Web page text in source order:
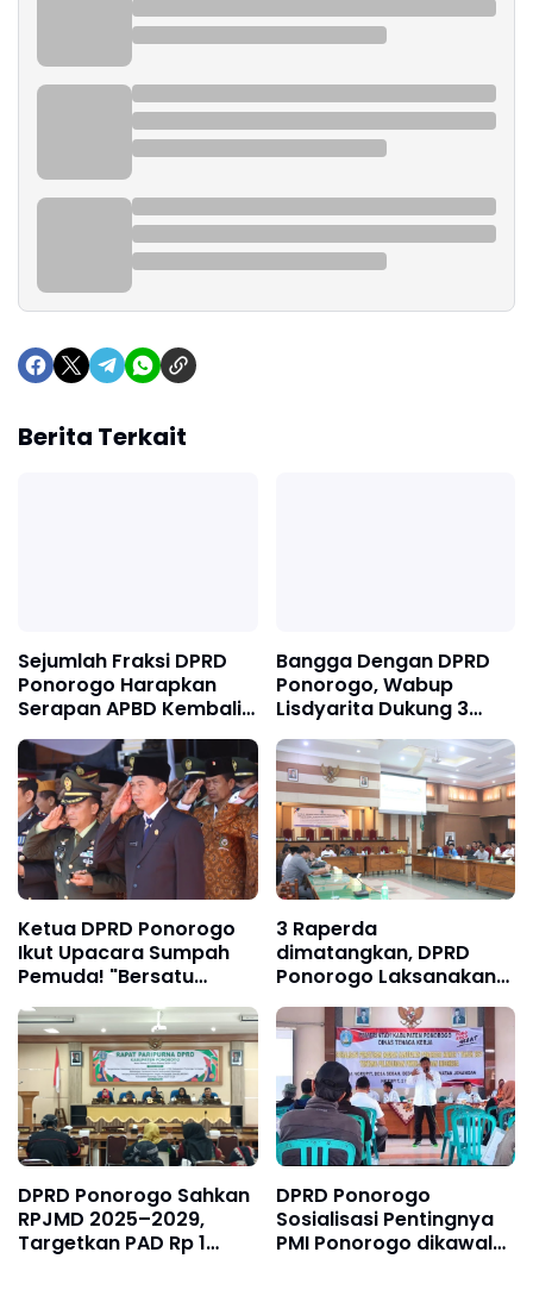
Berita Terkait
Sejumlah Fraksi DPRD
Ponorogo Harapkan
Serapan APBD Kembali
Maksimal di 2023 untuk
Masyarakat
Bangga Dengan DPRD
Ponorogo, Wabup
Lisdyarita Dukung 3
Raperda Inisiatif
Ketua DPRD Ponorogo
Ikut Upacara Sumpah
Pemuda! "Bersatu
Bangun Bangsa!"
3 Raperda
dimatangkan, DPRD
Ponorogo Laksanakan
Public Hearing
DPRD Ponorogo Sahkan
RPJMD 2025–2029,
Targetkan PAD Rp 1
DPRD Ponorogo
Sosialisasi Pentingnya
PMI Ponorogo dikawal